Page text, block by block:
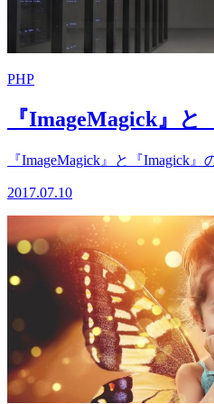
PHP
『ImageMagick』
『ImageMagick』と『Imagick
2017.07.10